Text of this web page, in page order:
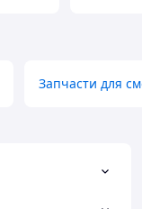
Запчасти для